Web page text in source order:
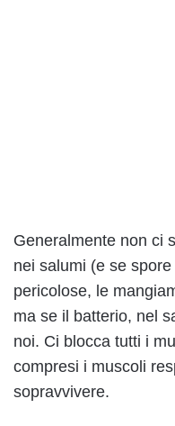
Generalmente non ci
nei salumi (e se
pericolose, le
ma se il batterio, nel
noi. Ci blocca tutti i
compresi i muscoli
sopravvivere.